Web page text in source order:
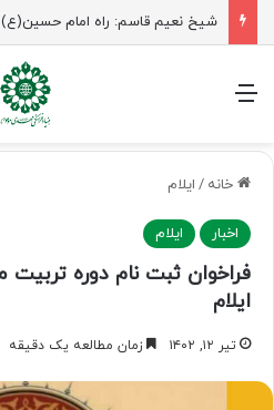
منو
خانه / ایلام
اخبار ایلام
فراخوان ثبت نام دوره تربیت
ایلام
تیر ۱۲, ۱۴۰۲ زمان مطالعه یک دقیقه